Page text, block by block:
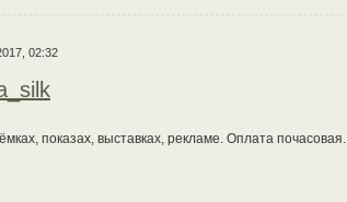
02:32
показах, выставках, рекламе. Оплата почасовая.